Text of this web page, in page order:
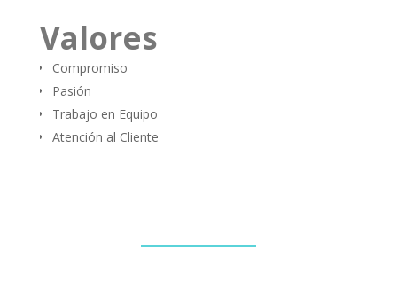
Valores
Compromiso
Pasión
Trabajo en Equipo
Atención al Cliente